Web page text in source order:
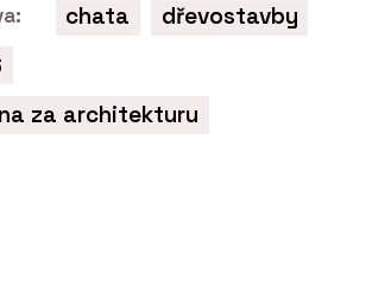
kombinují praktické a
chata
dřevostavby
za architekturu